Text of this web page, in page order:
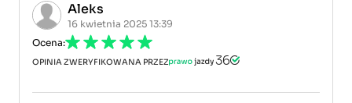
Aleks
16 kwietnia 2025 13:39
Ocena:
OPINIA ZWERYFIKOWANA PRZEZ